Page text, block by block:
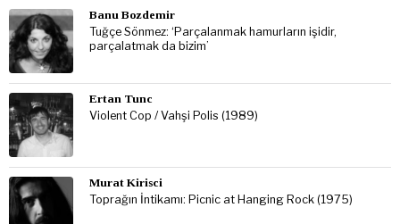
Banu Bozdemir
Tuğçe Sönmez: ‘Parçalanmak hamurların işidir,
parçalatmak da bizim’
Ertan Tunc
Violent Cop / Vahşi Polis (1989)
Murat Kirisci
Toprağın İntikamı: Picnic at Hanging Rock (1975)